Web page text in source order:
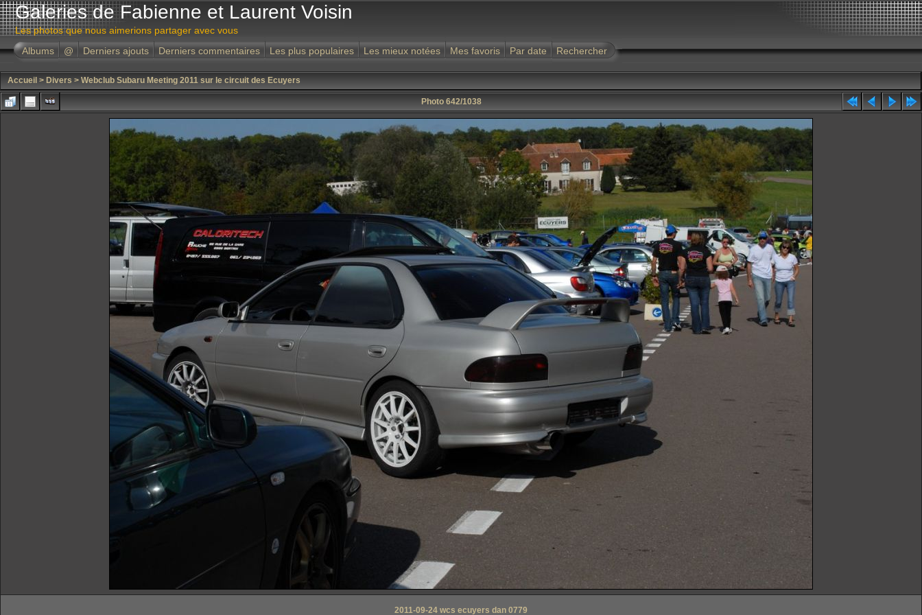
Galeries de Fabienne et Laurent Voisin
Les photos que nous aimerions partager avec vous
Albums
@ Derniers ajouts Derniers commentaires Les plus populaires Les mieux notées Mes favoris Par date Rechercher
Accueil > Divers > Webclub Subaru Meeting 2011 sur le circuit des Ecuyers
Photo 642/1038
2011-09-24 wcs ecuyers dan 0779